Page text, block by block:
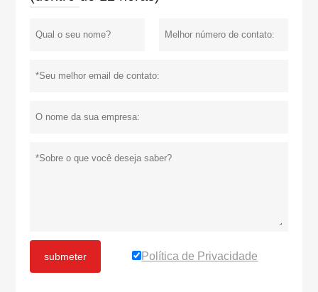
submeter Política de Privacidade